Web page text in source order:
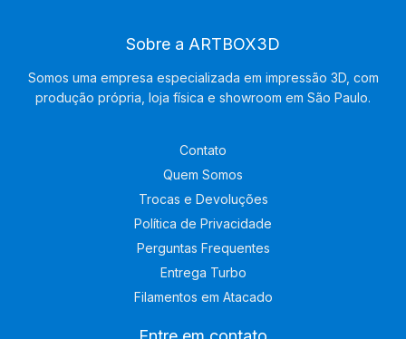
Sobre a ARTBOX3D
Somos uma empresa especializada em impressão 3D, com
produção própria, loja física e showroom em São Paulo.
Contato
Quem Somos
Trocas e Devoluções
Política de Privacidade
Perguntas Frequentes
Entrega Turbo
Filamentos em Atacado